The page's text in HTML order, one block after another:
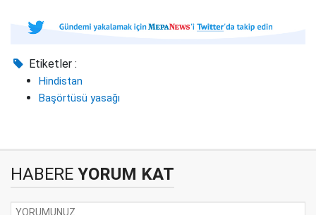
Etiketler :
Hindistan
Başörtüsü yasağı
HABERE YORUM KAT